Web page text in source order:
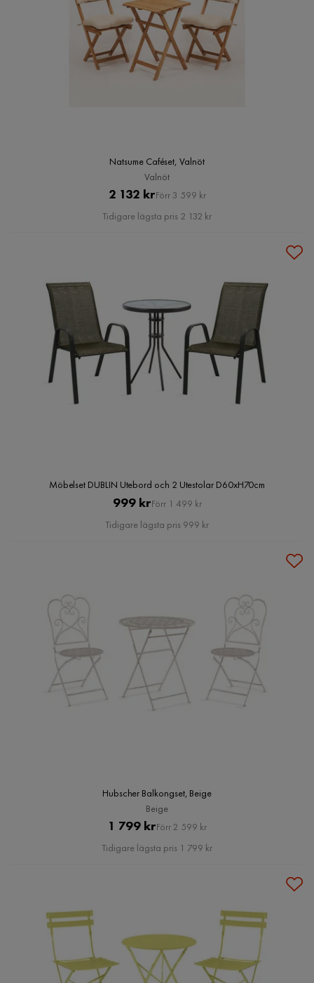
Natsume Caféset, Valnöt
Valnöt
Pris
2 132 krOriginal
Pris
Förr 3 599 kr
Tidigare lägsta pris 2 132 kr
Möbelset DUBLIN Utebord och 2 Utestolar D60xH70cm
Pris
999 kr Original
Pris
Förr 1 499 kr
Tidigare lägsta pris 999 kr
Hubscher Balkongset, Beige
Beige
Pris
1 799 krOriginal
Pris
Förr 2 599 kr
Tidigare lägsta pris 1 799 kr